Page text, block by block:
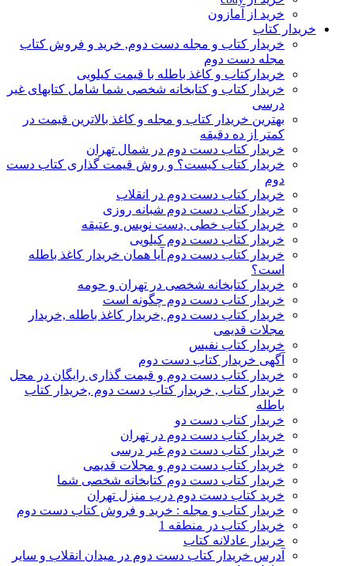
خرید از آمازون
خریدار کتاب
خریدار کتاب و مجله دست دوم, خرید و فروش کتاب
مجله دست دوم
خریدارکتاب و کاغذ باطله با قیمت کیلویی
خریدار کتاب و کتابخانه شخصی شما شامل کتابهای غیر
درسی
بهترین خریدار کتاب و مجله و کاغذ بالاترین قیمت در
کمتر از ده دقیقه
خریدار کتاب دست دوم در شمال تهران
خریدار کتاب کیست؟ و روش قیمت گذاری کتاب دست
دوم
خریدار کتاب دست دوم در انقلاب
خریدار کتاب دست دوم شبانه روزی
خریدار کتاب خطی ,دست نویس و عتیقه
خریدار کتاب دست دوم کیلویی
خریدار کتاب دست دوم آیا همان خریدار کاغذ باطله
است؟
خریدار کتابخانه شخصی در تهران و حومه
خریدار کتاب دست دوم چگونه است
خریدار کتاب دست دوم ,خریدار کاغذ باطله ,خریدار
مجلات قدیمی
خریدار کتاب نفیس
آگهی خریدار کتاب دست دوم
خریدار کتاب دست دوم و قیمت گذاری رایگان در محل
خریدار کتاب , خریدار کتاب دست دوم ,خریدار کتاب
باطله
خریدار کتاب دست دو
خریدار کتاب دست دوم در تهران
خریدار کتاب دست دوم غیر درسی
خریدار کتاب دست دوم و مجلات قدیمی
خریدار کتاب دست دوم کتابخانه شخصی شما
خرید کتاب دست دوم درب منزل تهران
خریدار کتاب و مجله : خرید و فروش کتاب دست دوم
خریدار کتاب در منطقه 1
خریدار عادلانه کتاب
آدرس خریدار کتاب دست دوم در میدان انقلاب و سایر